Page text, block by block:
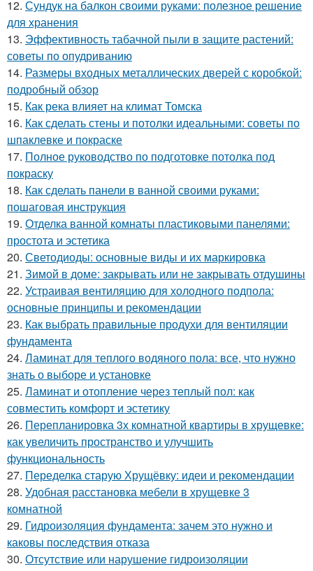
12. Сундук на балкон своими руками: полезное решение
для хранения
13. Эффективность табачной пыли в защите растений:
советы по опудриванию
14. Размеры входных металлических дверей с коробкой:
подробный обзор
15. Как река влияет на климат Томска
16. Как сделать стены и потолки идеальными: советы по
шпаклевке и покраске
17. Полное руководство по подготовке потолка под
покраску
18. Как сделать панели в ванной своими руками:
пошаговая инструкция
19. Отделка ванной комнаты пластиковыми панелями:
простота и эстетика
20. Светодиоды: основные виды и их маркировка
21. Зимой в доме: закрывать или не закрывать отдушины
22. Устраивая вентиляцию для холодного подпола:
основные принципы и рекомендации
23. Как выбрать правильные продухи для вентиляции
фундамента
24. Ламинат для теплого водяного пола: все, что нужно
знать о выборе и установке
25. Ламинат и отопление через теплый пол: как
совместить комфорт и эстетику
26. Перепланировка 3х комнатной квартиры в хрущевке:
как увеличить пространство и улучшить
функциональность
27. Переделка старую Хрущёвку: идеи и рекомендации
28. Удобная расстановка мебели в хрущевке 3
комнатной
29. Гидроизоляция фундамента: зачем это нужно и
каковы последствия отказа
30. Отсутствие или нарушение гидроизоляции